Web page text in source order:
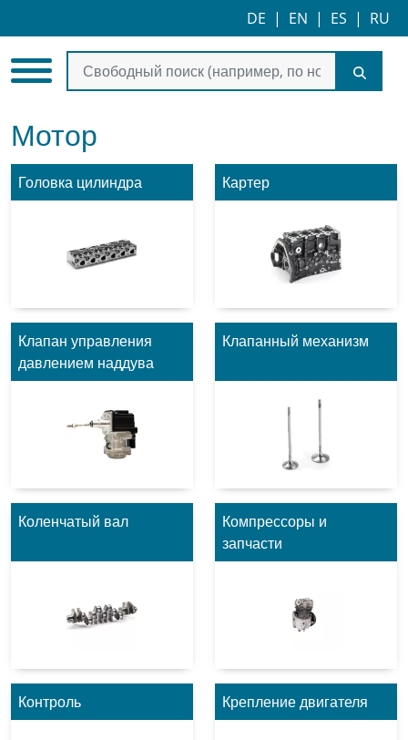
DE | EN | ES | RU
Мотор
Головка цилиндра Картер
Клапан управления
давлением наддува
Клапанный механизм
Коленчатый вал
Компрессоры и
запчасти
Контроль Крепление двигателя